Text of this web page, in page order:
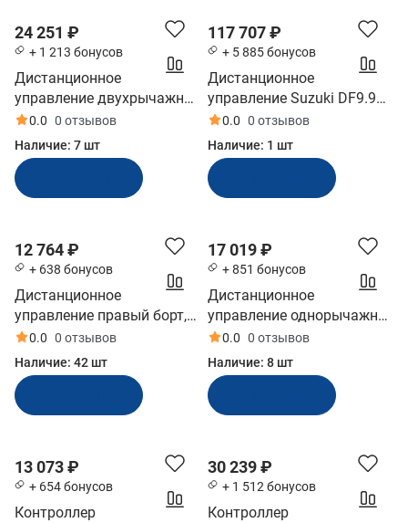
24 251 ₽
+ 1 213 бонусов
Дистанционное
управление двухрычажное
(газ/реверс) (12401)
0.0 0 отзывов
Наличие: 7 шт
117 707 ₽
+ 5 885 бонусов
Дистанционное
управление Suzuki DF9.9B-
250, накладное, New
(6720093J70000)
0.0 0 отзывов
Наличие: 1 шт
12 764 ₽
+ 638 бонусов
Дистанционное
управление правый борт,
тянет газ, 5м. (аналог
Yamaha-701)
(YA4810110_YX)
0.0 0 отзывов
Наличие: 42 шт
17 019 ₽
+ 851 бонусов
Дистанционное
управление однорычажное
(12400)
0.0 0 отзывов
Наличие: 8 шт
13 073 ₽
+ 654 бонусов
Контроллер
30 239 ₽
+ 1 512 бонусов
Контроллер